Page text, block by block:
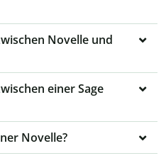
Novelle und
einer Sage
Novelle?